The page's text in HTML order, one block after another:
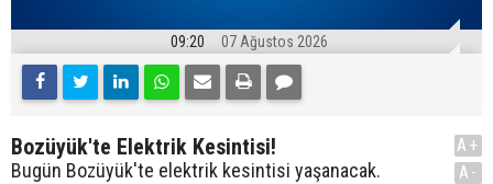
09:20 07 Ağustos 2026
Bozüyük'te Elektrik Kesintisi!
Bugün Bozüyük'te elektrik kesintisi yaşanacak.
A+
A-